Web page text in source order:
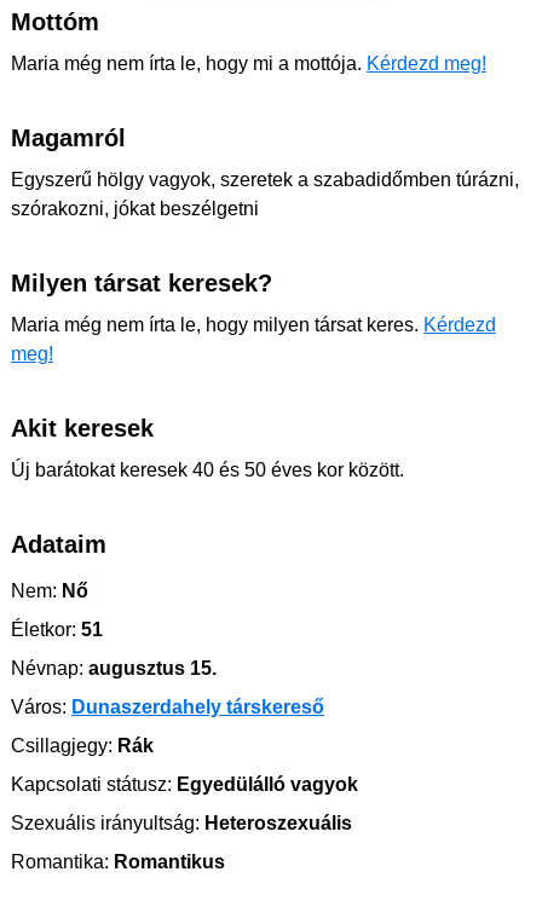
Mottóm
Maria még nem írta le, hogy mi a mottója. Kérdezd meg!
Magamról
Egyszerű hölgy vagyok, szeretek a szabadidőmben túrázni,
szórakozni, jókat beszélgetni
Milyen társat keresek?
Maria még nem írta le, hogy milyen társat keres. Kérdezd
meg!
Akit keresek
Új barátokat keresek 40 és 50 éves kor között.
Adataim
Nem: Nő
Életkor: 51
Névnap: augusztus 15.
Város: Dunaszerdahely társkereső
Csillagjegy: Rák
Kapcsolati státusz: Egyedülálló vagyok
Szexuális irányultság: Heteroszexuális
Romantika: Romantikus